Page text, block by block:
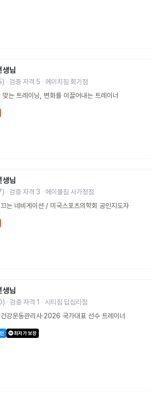
님
) 검증 자격 5
에이치짐 회기점
맞는 트레이닝, 변화를 이끌어내는 트레이너
님
) 검증 자격 3
에이블짐 사가정점
는 네비게이션 / 미국스포츠의학회 공인지도자
님
) 검증 자격 1
시티짐 답십리점
강운동관리사·2026 국가대표 선수 트레이너
최저가 보장